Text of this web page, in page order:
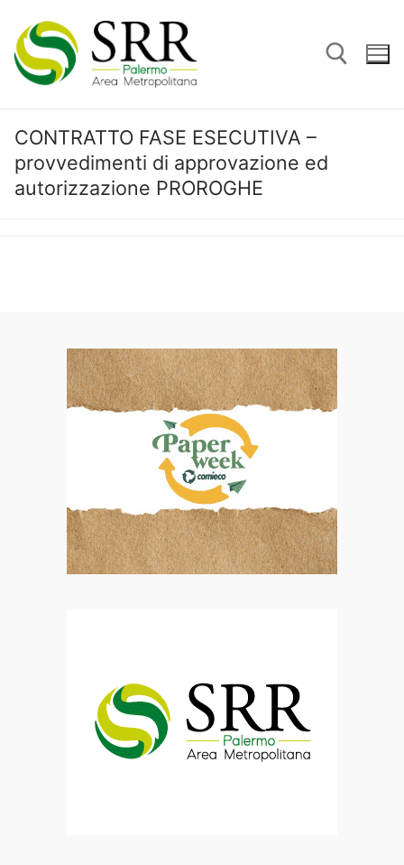
contenuto
Cerca:
CONTRATTO FASE ESECUTIVA –
provvedimenti di approvazione ed
autorizzazione PROROGHE